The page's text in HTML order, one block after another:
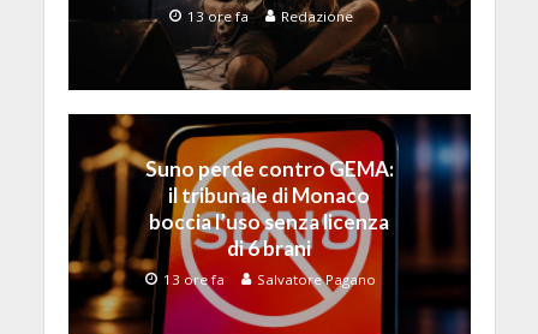
13 ore fa Redazione
Suno perde contro GEMA:
il tribunale di Monaco
boccia l’uso senza licenza
di 6 brani
13 ore fa Salvatore Pagano